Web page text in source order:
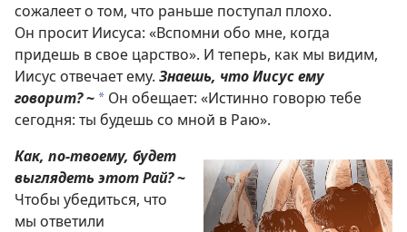
сожалеет о том, что раньше поступал плохо.
Он просит Иисуса: «Вспомни обо мне, когда
придешь в свое царство». И теперь, как мы видим,
Иисус отвечает ему. Знаешь, что Иисус ему
говорит?~ * Он обещает: «Истинно говорю тебе
сегодня: ты будешь со мной в Раю».
Как, по-твоему, будет
выглядеть этот Рай?~
Чтобы убедиться, что
мы ответили